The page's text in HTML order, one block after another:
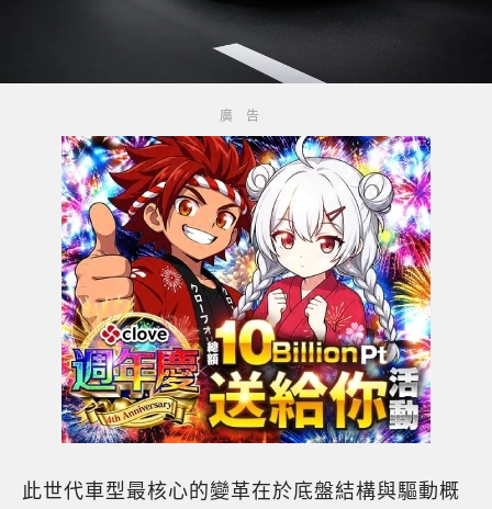
此世代車型最核心的變革在於底盤結構與驅動概